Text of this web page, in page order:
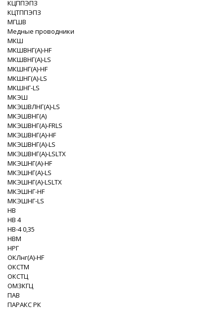
КЦППЭПЗ
КЦТППЭПЗ
МГШВ
Медные проводники
МКШ
МКШВНГ(A)-HF
МКШВНГ(A)-LS
МКШНГ(A)-HF
МКШНГ(A)-LS
МКШНГ-LS
МКЭШ
МКЭШВЛНГ(A)-LS
МКЭШВНГ(A)
МКЭШВНГ(A)-FRLS
МКЭШВНГ(A)-HF
МКЭШВНГ(A)-LS
МКЭШВНГ(A)-LSLTX
МКЭШНГ(A)-HF
МКЭШНГ(A)-LS
МКЭШНГ(A)-LSLTX
МКЭШНГ-HF
МКЭШНГ-LS
НВ
НВ 4
НВ-4 0,35
НВМ
НРГ
ОКЛнг(А)-HF
ОКСТМ
ОКСТЦ
ОМЗКГЦ
ПАВ
ПАРАКС РК